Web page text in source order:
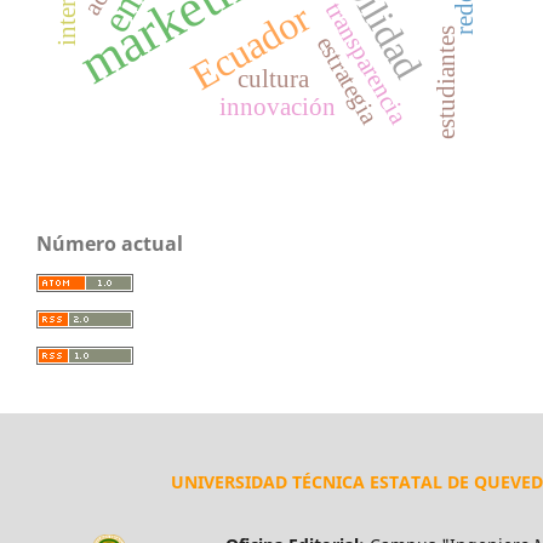
Ecuador
culturaestrategia
innovacióntransparencia estudiantes
Número actual
UNIVERSIDAD TÉCNICA ESTATAL DE